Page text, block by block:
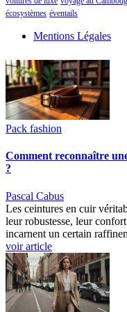
écosystèmes éventails
Mentions Légales
Pack fashion
Comment reconnaître
?
Pascal Cabus
Les ceintures en cuir
leur robustesse, leur
incarnent un certain
voir article